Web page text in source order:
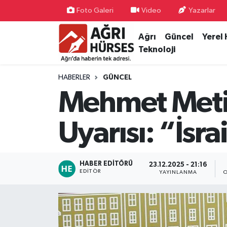
Foto Galeri Video Yazarlar
Ağrı Güncel Yerel
Teknoloji
HABERLER GÜNCEL
Mehmet
Uyarısı:
HABER EDITÖRÜ
EDITÖR
23.12.2025 - 21:16
YAYINLANMA
Hava Durumu
Trafik Durumu
Süper Lig Puan Durumu ve Fikstür
Son Dakika Haberleri
Haber Arşivi